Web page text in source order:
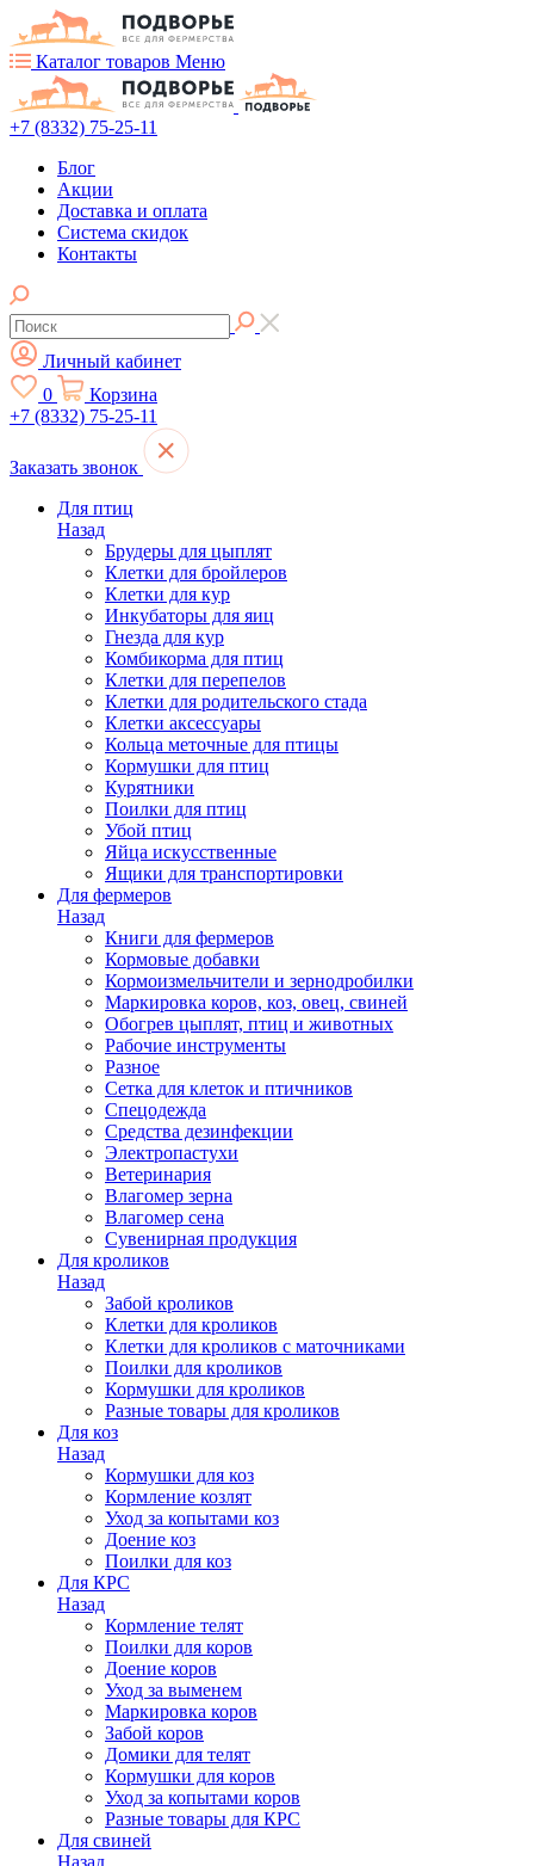
Каталог товаров Меню
+7 (8332) 75-25-11
Блог
Акции
Доставка и оплата
Система скидок
Контакты
Личный кабинет
0
Корзина
+7 (8332) 75-25-11
Заказать звонок
Для птиц
Назад
Брудеры для цыплят
Клетки для бройлеров
Клетки для кур
Инкубаторы для яиц
Гнезда для кур
Комбикорма для птиц
Клетки для перепелов
Клетки для родительского стада
Клетки аксессуары
Кольца меточные для птицы
Кормушки для птиц
Курятники
Поилки для птиц
Убой птиц
Яйца искусственные
Ящики для транспортировки
Для фермеров
Назад
Книги для фермеров
Кормовые добавки
Кормоизмельчители и зернодробилки
Маркировка коров, коз, овец, свиней
Обогрев цыплят, птиц и животных
Рабочие инструменты
Разное
Сетка для клеток и птичников
Спецодежда
Средства дезинфекции
Электропастухи
Ветеринария
Влагомер зерна
Влагомер сена
Сувенирная продукция
Для кроликов
Назад
Забой кроликов
Клетки для кроликов
Клетки для кроликов с маточниками
Поилки для кроликов
Кормушки для кроликов
Разные товары для кроликов
Для коз
Назад
Кормушки для коз
Кормление козлят
Уход за копытами коз
Доение коз
Поилки для коз
Для КРС
Назад
Кормление телят
Поилки для коров
Доение коров
Уход за выменем
Маркировка коров
Забой коров
Домики для телят
Кормушки для коров
Уход за копытами коров
Разные товары для КРС
Для свиней
Назад